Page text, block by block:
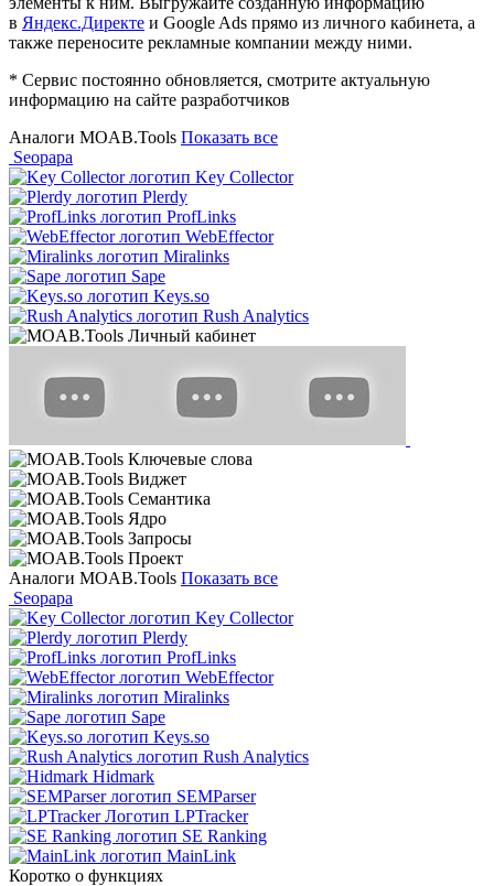
в Яндекс.Директе и Google Ads прямо из личного кабинета, а
также переносите рекламные компании между ними.
* Сервис постоянно обновляется, смотрите актуальную
информацию на сайте разработчиков
Аналоги MOAB.Tools Показать все
Seopapa
Key Collector
Plerdy
ProfLinks
WebEffector
Miralinks
Sape
Keys.so
Rush Analytics
Аналоги MOAB.Tools Показать все
Seopapa
Key Collector
Plerdy
ProfLinks
WebEffector
Miralinks
Sape
Keys.so
Rush Analytics
Hidmark
SEMParser
LPTracker
SE Ranking
MainLink
Коротко о функциях